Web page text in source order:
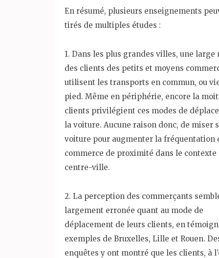
En résumé, plusieurs enseignements
tirés de multiples études :
1. Dans les plus grandes villes, une
des clients des petits et moyens
utilisent les transports en commun, ou
pied. Même en périphérie, encore la
clients privilégient ces modes de
la voiture. Aucune raison donc, de miser
voiture pour augmenter la fréquentation
commerce de proximité dans le contexte
centre-ville.
2. La perception des commerçants
largement erronée quant au mode de
déplacement de leurs clients, en
exemples de Bruxelles, Lille et Rouen.
enquêtes y ont montré que les clients, à